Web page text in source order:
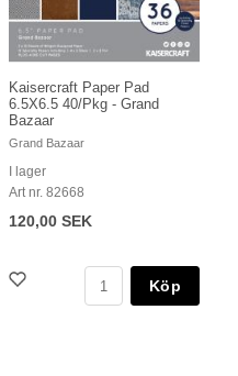
Kaisercraft Paper Pad
6.5X6.5 40/Pkg - Grand
Bazaar
Grand Bazaar
I lager
Art nr. 82668
120,00 SEK
Köp